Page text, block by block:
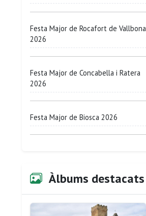
Festa Major de Rocafort de Vallbona
2026
Festa Major de Concabella i Ratera
2026
Festa Major de Biosca 2026
Àlbums destacats